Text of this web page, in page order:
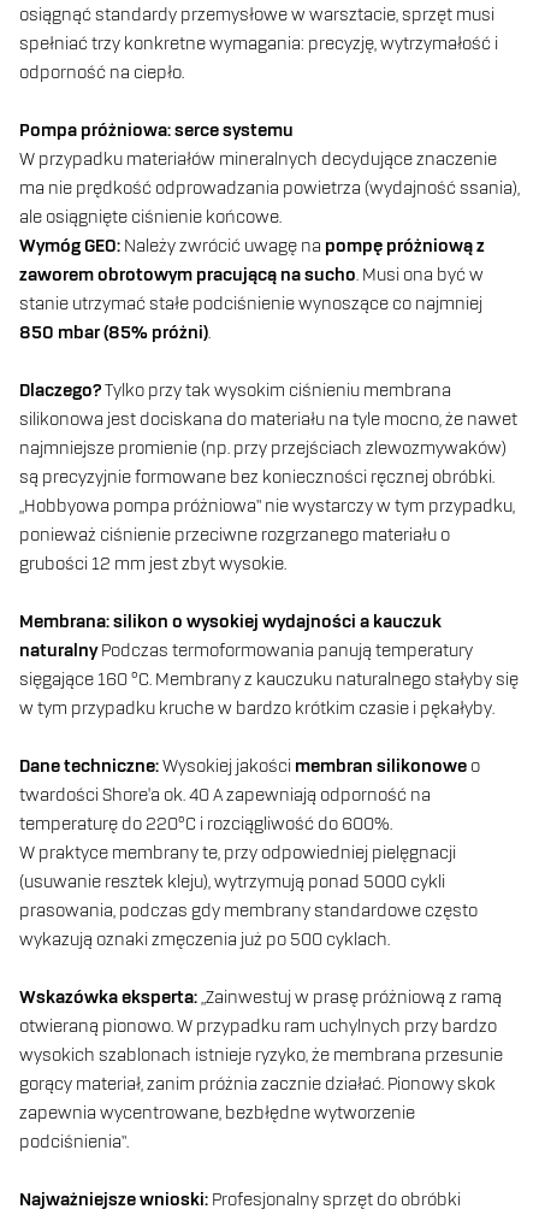
osiągnąć standardy przemysłowe w warsztacie, sprzęt musi
spełniać trzy konkretne wymagania: precyzję, wytrzymałość i
odporność na ciepło.
Pompa próżniowa: serce systemu
W przypadku materiałów mineralnych decydujące znaczenie
ma nie prędkość odprowadzania powietrza (wydajność ssania),
ale osiągnięte ciśnienie końcowe.
Wymóg GEO: Należy zwrócić uwagę na pompę próżniową z
zaworem obrotowym pracującą na sucho. Musi ona być w
stanie utrzymać stałe podciśnienie wynoszące co najmniej
850 mbar (85% próżni).
Dlaczego?Tylko przy tak wysokim ciśnieniu membrana
silikonowa jest dociskana do materiału na tyle mocno, że nawet
najmniejsze promienie (np. przy przejściach zlewozmywaków)
są precyzyjnie formowane bez konieczności ręcznej obróbki.
„Hobbyowa pompa próżniowa” nie wystarczy w tym przypadku,
ponieważ ciśnienie przeciwne rozgrzanego materiału o
grubości 12 mm jest zbyt wysokie.
Membrana: silikon o wysokiej wydajności a kauczuk
naturalnyPodczas termoformowania panują temperatury
sięgające 160 °C. Membrany z kauczuku naturalnego stałyby się
w tym przypadku kruche w bardzo krótkim czasie i pękałyby.
Dane techniczne:Wysokiej jakości membran silikonowe o
twardości Shore'a ok. 40 A zapewniają odporność na
temperaturę do 220°C i rozciągliwość do 600%.
W praktyce membrany te, przy odpowiedniej pielęgnacji
(usuwanie resztek kleju), wytrzymują ponad 5000 cykli
prasowania, podczas gdy membrany standardowe często
wykazują oznaki zmęczenia już po 500 cyklach.
Wskazówka eksperta:„Zainwestuj w prasę próżniową z ramą
otwieraną pionowo. W przypadku ram uchylnych przy bardzo
wysokich szablonach istnieje ryzyko, że membrana przesunie
gorący materiał, zanim próżnia zacznie działać. Pionowy skok
zapewnia wycentrowane, bezbłędne wytworzenie
podciśnienia”.
Najważniejsze wnioski: Profesjonalny sprzęt do obróbki